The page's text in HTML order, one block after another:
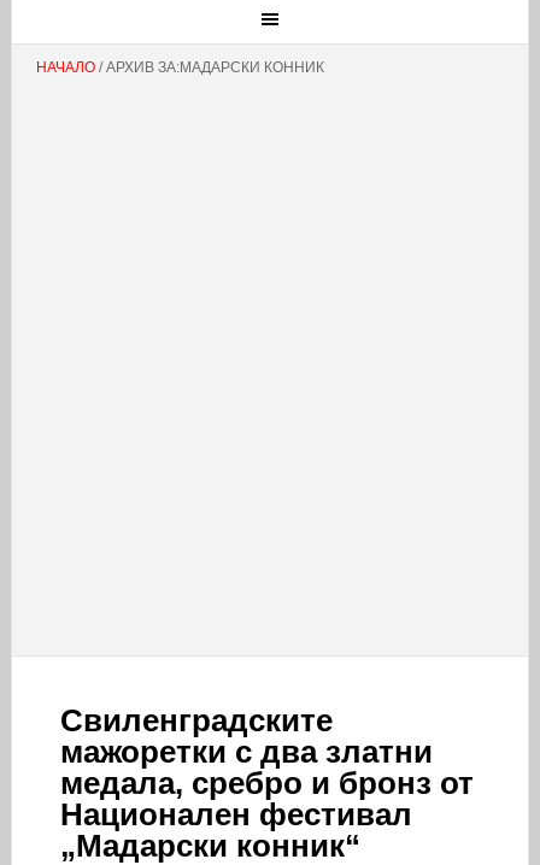
НАЧАЛО/ АРХИВ ЗА:МАДАРСКИ КОННИК
Свиленградските
мажоретки с два златни
медала, сребро и бронз от
Национален фестивал
„Мадарски конник“